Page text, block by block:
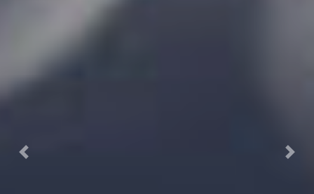
Previous Next